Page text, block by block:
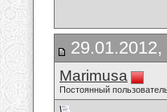
29.01.2012,
Marimusa
Постоянный